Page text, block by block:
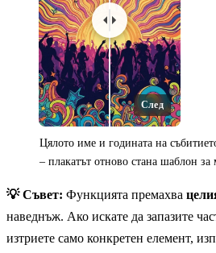
След
Цялото име и годината на
– плакатът отново стана шаблон за
💡 Съвет: Функцията премахва
наведнъж. Ако искате да запазите
изтриете само конкретен елемент,